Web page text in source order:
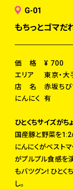
G-01
もちっとゴマだ
価 格
¥ 700
エリア
東京・大
店 名
赤坂ち
にんにく
有
ひとくちサイズが
国産豚と野菜を1:2
にんにくがベスト
がプルプル食感を
もバツグン！ひと
し。